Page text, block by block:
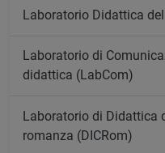
Laboratorio Didattica
Laboratorio di
didattica (LabCom)
Laboratorio di Didattica
romanza (DICRom)